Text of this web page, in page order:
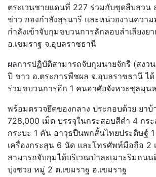
ตระเวนชายแดนที่ 227 ร่วมกับชุดสืบสวน
ข่าว กองกำลังสุรนารี และหน่วยงานควา
กำลังเข้าจับกุมขบวนการลักลอบลำเลียงย
อ.เขมราฐ จ.อุบลราชธานี
ผลการปฏิบัติสามารถจับกุมนายจักรี (สงว
ปี ชาว อ.ตระการพืชผล จ.อุบลราชธานี ไ
ร่วมขบวนการอีก 1 คนอาศัยจังหวะชุลมุน
พร้อมตรวจยึดของกลาง ประกอบด้วย ยา
728,000 เม็ด บรรจุในกระสอบสีดำ 4 กร
กระบะ 1 คัน อาวุธปืนพกสั้นไทยประดิษฐ์
เครื่องกระสุน 6 นัด และโทรศัพท์มือถือ 2
สามารถจับกุมได้บริเวณป่าละเมาะริมถน
บุ่งซวย หมู่ 2 ต.เขมราฐ อ.เขมราฐ